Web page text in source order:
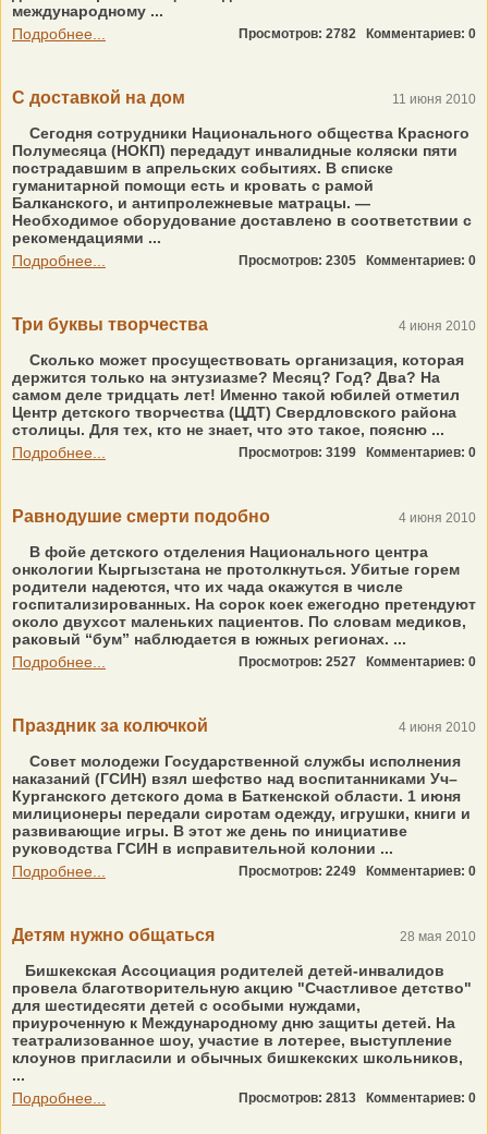
международному ...
Подробнее...
Просмотров: 2782 Комментариев: 0
С доставкой на дом 11 июня 2010
Сегодня сотрудники Национального общества Красного
Полумесяца (НОКП) передадут инвалидные коляски пяти
пострадавшим в апрельских событиях. В списке
гуманитарной помощи есть и кровать с рамой
Балканского, и антипролежневые матрацы. —
Необходимое оборудование доставлено в соответствии с
рекомендациями ...
Подробнее...
Просмотров: 2305 Комментариев: 0
Три буквы творчества 4 июня 2010
Сколько может просуществовать организация, которая
держится только на энтузиазме? Месяц? Год? Два? На
самом деле тридцать лет! Именно такой юбилей отметил
Центр детского творчества (ЦДТ) Свердловского района
столицы. Для тех, кто не знает, что это такое, поясню ...
Подробнее...
Просмотров: 3199 Комментариев: 0
Равнодушие смерти подобно 4 июня 2010
В фойе детского отделения Национального центра
онкологии Кыргызстана не протолкнуться. Убитые горем
родители надеются, что их чада окажутся в числе
госпитализированных. На сорок коек ежегодно претендуют
около двухсот маленьких пациентов. По словам медиков,
раковый “бум” наблюдается в южных регионах. ...
Подробнее...
Просмотров: 2527 Комментариев: 0
Праздник за колючкой 4 июня 2010
Совет молодежи Государственной службы исполнения
наказаний (ГСИН) взял шефство над воспитанниками Уч–
Курганского детского дома в Баткенской области. 1 июня
милиционеры передали сиротам одежду, игрушки, книги и
развивающие игры. В этот же день по инициативе
руководства ГСИН в исправительной колонии ...
Подробнее...
Просмотров: 2249 Комментариев: 0
Детям нужно общаться 28 мая 2010
Бишкекская Ассоциация родителей детей-инвалидов
провела благотворительную акцию "Счастливое детство"
для шестидесяти детей с особыми нуждами,
приуроченную к Международному дню защиты детей. На
театрализованное шоу, участие в лотерее, выступление
клоунов пригласили и обычных бишкекских школьников,
...
Подробнее...
Просмотров: 2813 Комментариев: 0